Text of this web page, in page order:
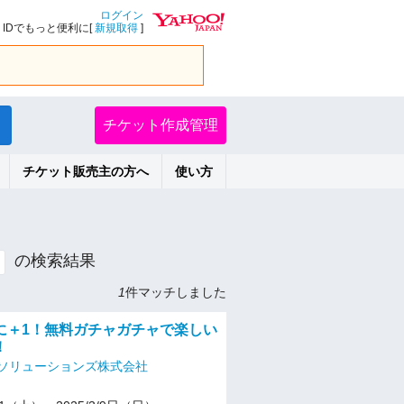
ログイン
IDでもっと便利に[新規取得 ]
チケット作成管理
チケット販売主の方へ 使い方
の検索結果
1件マッチしました
＋1！無料ガチャガチャで楽しい
リューションズ株式会社